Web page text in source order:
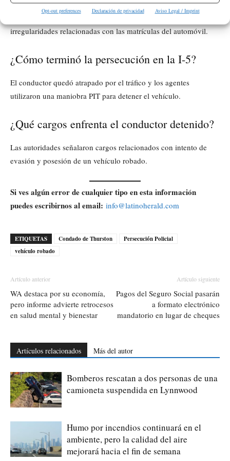
Opt-out preferences Declaración de privacidad Aviso Legal / Imprint
Las autoridades indicaron que los agentes detectaron
irregularidades relacionadas con las matrículas del automóvil.
¿Cómo terminó la persecución en la I-5?
El conductor quedó atrapado por el tráfico y los agentes
utilizaron una maniobra PIT para detener el vehículo.
¿Qué cargos enfrenta el conductor detenido?
Las autoridades señalaron cargos relacionados con intento de
evasión y posesión de un vehículo robado.
Si ves algún error de cualquier tipo en esta información
puedes escribirnos al email: info@latinoherald.com
ETIQUETAS Condado de Thurston
Persecución Policial
vehículo robado
Artículo anterior
WA destaca por su economía,
pero informe advierte retrocesos
en salud mental y bienestar
Artículo siguiente
Pagos del Seguro Social pasarán
a formato electrónico
mandatorio en lugar de cheques
Artículos relacionados Más del autor
Bomberos rescatan a dos personas de una
camioneta suspendida en Lynnwood
Humo por incendios continuará en el
ambiente, pero la calidad del aire
mejorará hacia el fin de semana